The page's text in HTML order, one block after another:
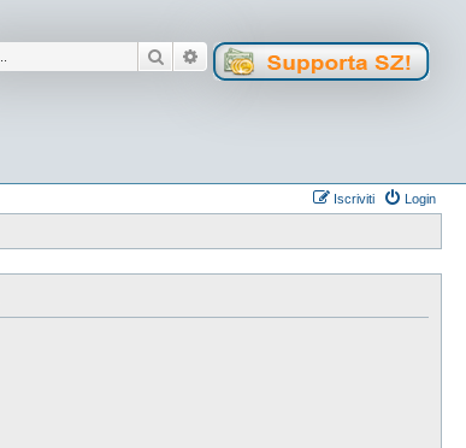
Cerca Ricerca avanzata
Login
Iscriviti